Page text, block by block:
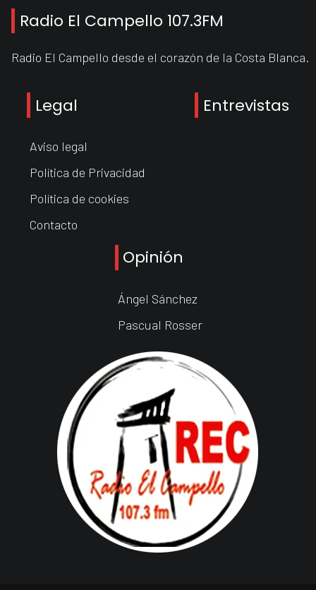
Radio El Campello 107.3FM
Radio El Campello desde el corazón de la Costa Blanca.
Legal
Aviso legal
Política de Privacidad
Política de cookies
Contacto
Entrevistas
Opinión
Ángel Sánchez
Pascual Rosser